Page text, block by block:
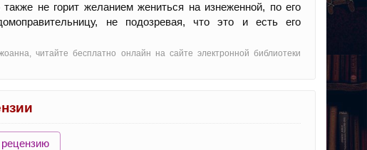
не горит желанием жениться на изнеженной, по его
не подозревая, что это и есть его
читайте бесплатно онлайн на сайте электронной библиотеки